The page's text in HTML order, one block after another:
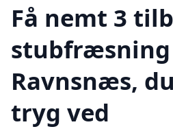
Få nemt 3
Ravnsnæs,
tryg ved